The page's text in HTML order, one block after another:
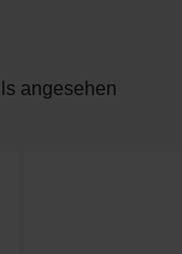
angesehen